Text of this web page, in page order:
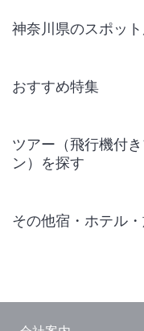
神奈川県のスポッ
おすすめ特集
ツアー（飛行機付
ン）を探す
その他宿・ホテル